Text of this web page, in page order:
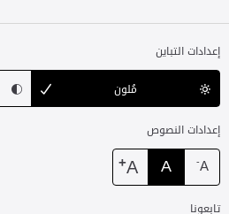
إعدادات التباين
مُلون
إعدادات النصوص
A
-
A
A
+
تابعونا